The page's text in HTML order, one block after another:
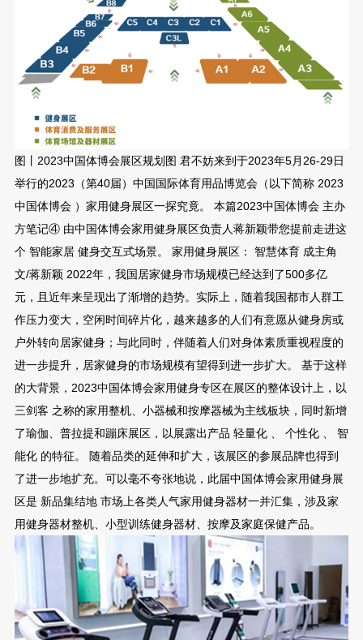
图丨2023中国体博会展区规划图 君不妨来到于2023年5月26-29日
举行的2023（第40届）中国国际体育用品博览会（以下简称 2023
中国体博会 ）家用健身展区一探究竟。 本篇2023中国体博会 主办
方笔记④ 由中国体博会家用健身展区负责人蒋新颖带您提前走进这
个 智能家居 健身交互式场景。 家用健身展区： 智慧体育 成主角
文/蒋新颖 2022年，我国居家健身市场规模已经达到了500多亿
元，且近年来呈现出了渐增的趋势。实际上，随着我国都市人群工
作压力变大，空闲时间碎片化，越来越多的人们有意愿从健身房或
户外转向居家健身；与此同时，伴随着人们对身体素质重视程度的
进一步提升，居家健身的市场规模有望得到进一步扩大。 基于这样
的大背景，2023中国体博会家用健身专区在展区的整体设计上，以
三剑客 之称的家用整机、小器械和按摩器械为主线板块，同时新增
了瑜伽、普拉提和蹦床展区，以展露出产品 轻量化 、 个性化 、 智
能化 的特征。 随着品类的延伸和扩大，该展区的参展品牌也得到
了进一步地扩充。可以毫不夸张地说，此届中国体博会家用健身展
区是 新品集结地 市场上各类人气家用健身器材一并汇集，涉及家
用健身器材整机、小型训练健身器材、按摩及家庭保健产品。